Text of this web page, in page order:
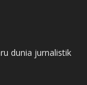
dunia jurnalistik